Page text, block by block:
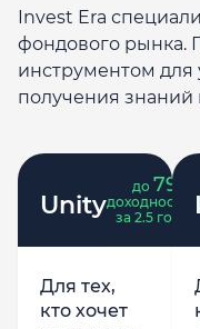
Invest Era
фондового рынка.
инструментом
получения
Unity
до 79
доходность
за 2.5 года
Для тех,
кто хочет